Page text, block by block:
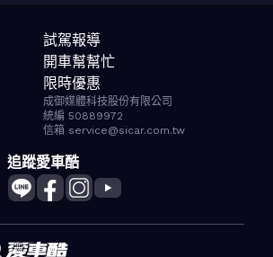
試駕報導
開車幫幫忙
限時優惠
成御媒體科技股份有限公司
統編 50889972
信箱 service@sicar.com.tw
追蹤愛車酷